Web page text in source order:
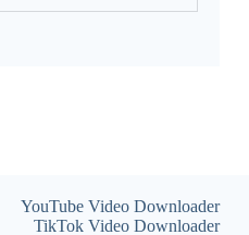
YouTube Video Downloader
TikTok Video Downloader